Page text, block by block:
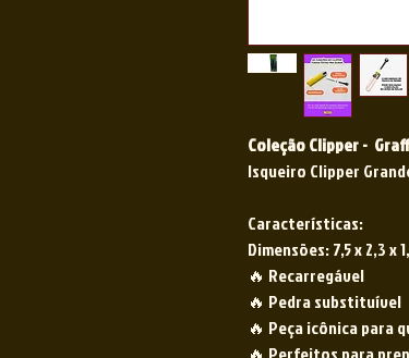
Coleção Clipper -
Isqueiro Clipper
Características:
Dimensões: 7,5 x 2,3 x
🔥 Recarregável
🔥 Pedra substituível
🔥 Peça icônica para
🔥 Perfeitos para